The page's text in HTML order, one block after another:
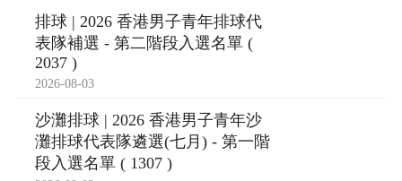
排球 | 2026 香港男子青年排球代
表隊補選 - 第二階段入選名單 (
2037 )
2026-08-03
沙灘排球 | 2026 香港男子青年沙
灘排球代表隊遴選(七月) - 第一階
段入選名單 ( 1307 )